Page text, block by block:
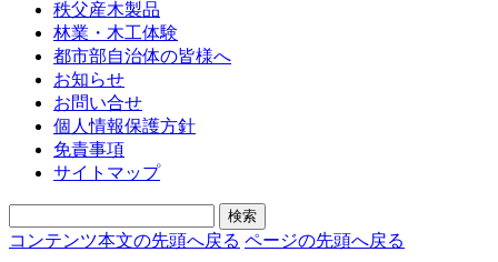
秩父産木製品
林業・木工体験
都市部自治体の皆様へ
お知らせ
お問い合せ
個人情報保護方針
免責事項
サイトマップ
コンテンツ本文の先頭へ戻る ページの先頭へ戻る